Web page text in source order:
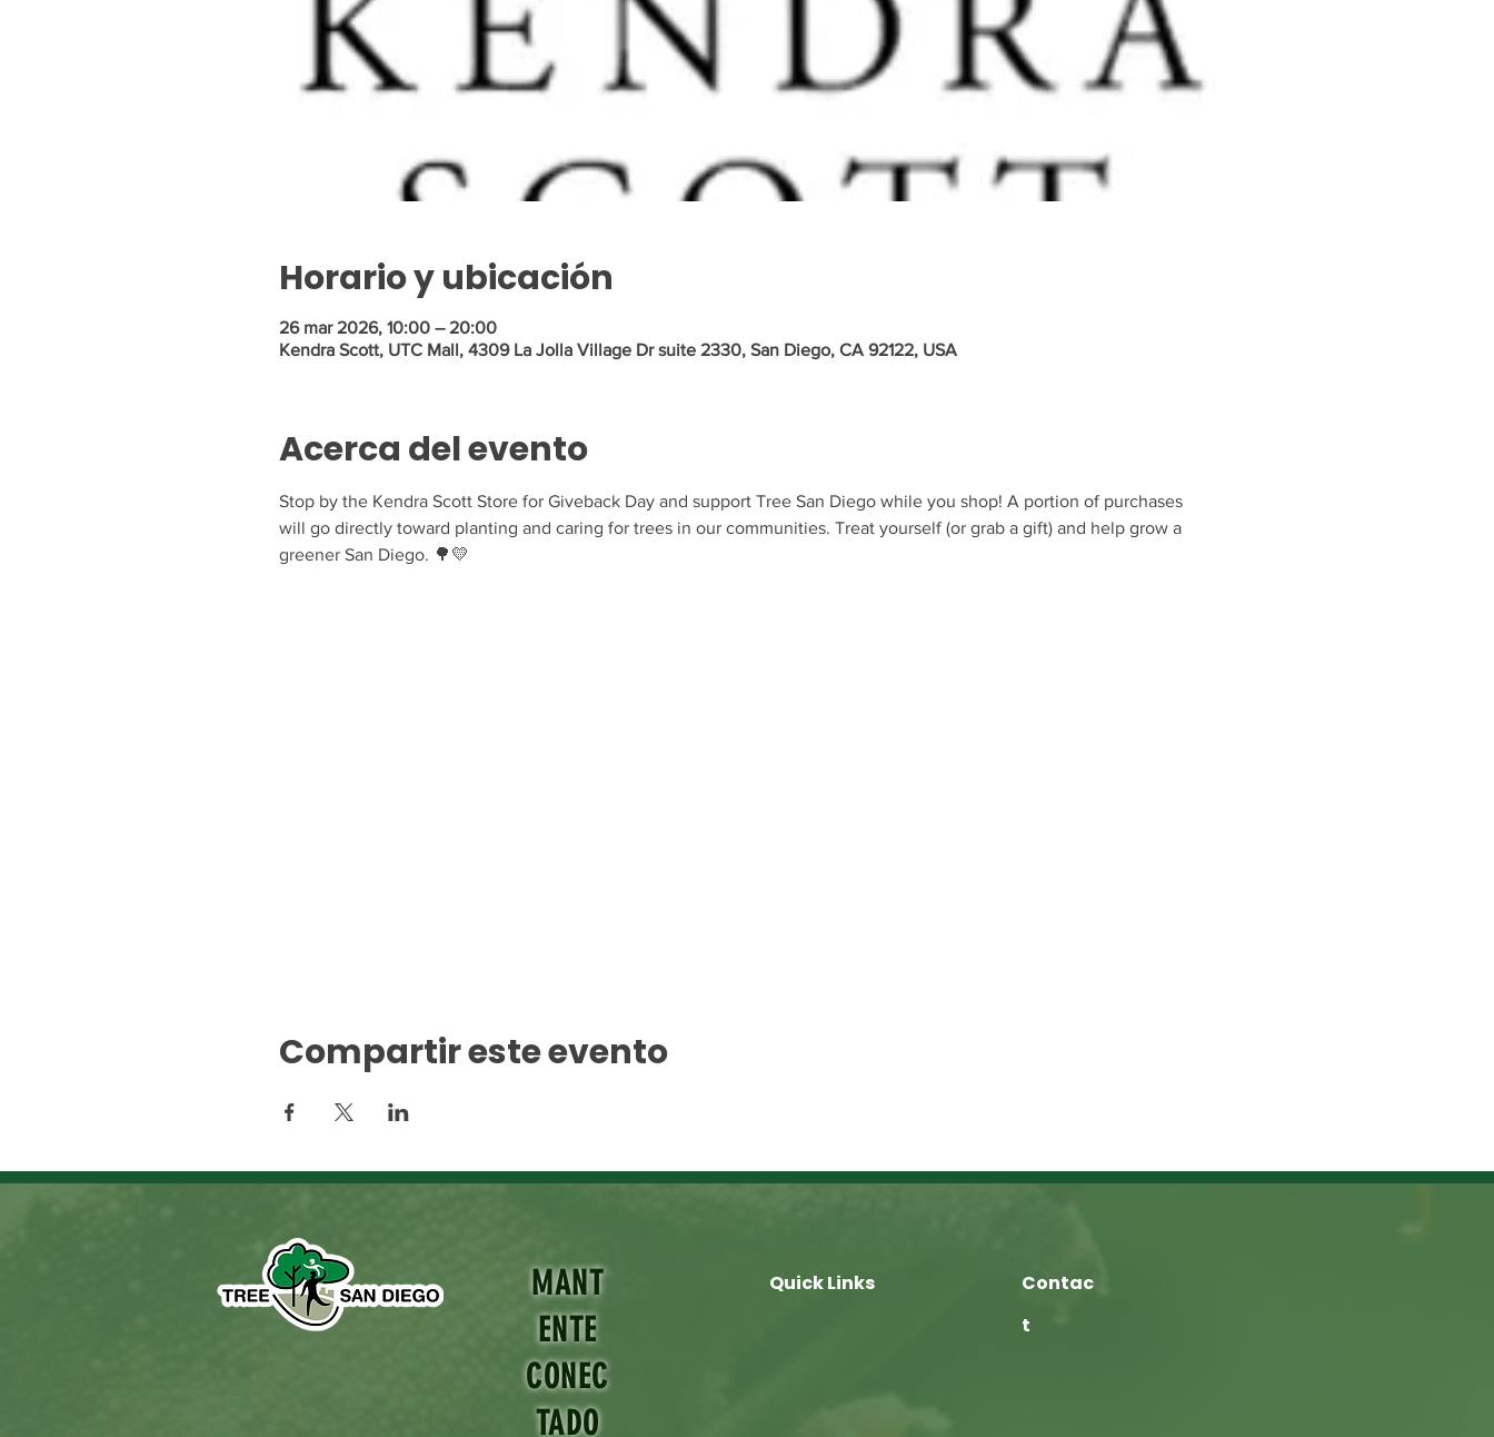
Horario y ubicación
26 mar 2026, 10:00 – 20:00
Kendra Scott, UTC Mall, 4309 La Jolla Village Dr suite 2330, San Diego, CA 92122, USA
Acerca del evento
Stop by the Kendra Scott Store for Giveback Day and support Tree San Diego while you shop! A portion of purchases
will go directly toward planting and caring for trees in our communities. Treat yourself (or grab a gift) and help grow a
greener San Diego. 🌳💛
Compartir este evento
MANT
ENTE
CONEC
TADO
Quick Links
Contac
t